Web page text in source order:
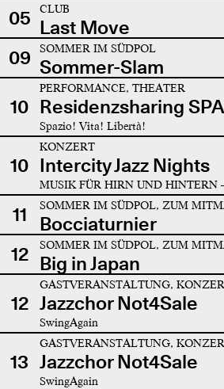
05 CLUB
Last Move
09
SOMMER IM SÜDPOL
Sommer-Slam
10
PERFORMANCE, THEATER
Residenzsharing
Spazio! Vita! Libertà!
10
KONZERT
Intercity Jazz Nights
MUSIK FÜR HIRN UND HINTERN
11 SOMMER IM SÜDPOL, ZUM
Bocciaturnier
12
SOMMER IM SÜDPOL, ZUM
Big in Japan
12
GASTVERANSTALTUNG,
Jazzchor Not4Sale
SwingAgain
13
GASTVERANSTALTUNG,
Jazzchor Not4Sale
SwingAgain